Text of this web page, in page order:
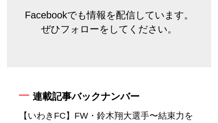
Facebookでも情報を配信しています。
ぜひフォローをしてください。
連載記事バックナンバー
【いわきFC】FW・鈴木翔大選手〜結束力を